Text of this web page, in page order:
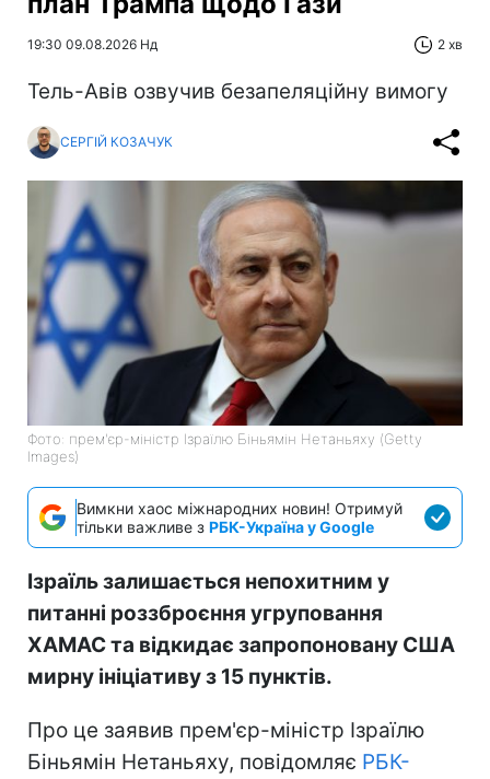
19:30 09.08.2026 Нд 2 хв
Тель-Авів озвучив безапеляційну вимогу
СЕРГІЙ КОЗАЧУК
Фото: прем'єр-міністр Ізраїлю Біньямін Нетаньяху (Getty
Images)
Вимкни хаос міжнародних новин! Отримуй
тільки важливе з РБК-Україна у Google
Ізраїль залишається непохитним у
питанні роззброєння угруповання
ХАМАС та відкидає запропоновану США
мирну ініціативу з 15 пунктів.
Про це заявив прем'єр-міністр Ізраїлю
Біньямін Нетаньяху, повідомляє РБК-